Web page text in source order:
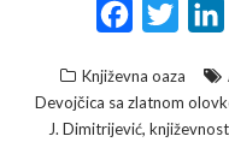
c
e
i
t
k
Književna oaza
Devojčica sa zlatnom
J. Dimitrijević, književnost